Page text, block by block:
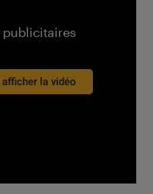
publicitaires
la vidéo